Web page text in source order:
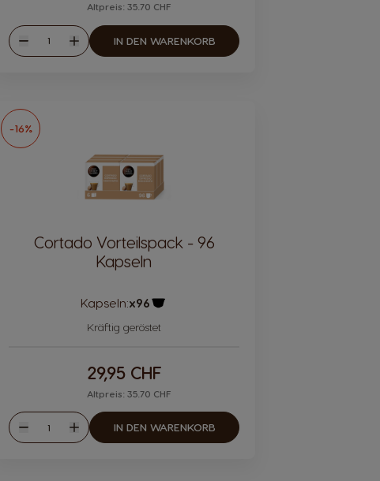
Altpreis: 35.70 CHF
Weniger
Menge
Mehr
IN DEN WARENKORB
-16%
Cortado Vorteilspack - 96
Kapseln
Kapseln:x96
Kräftig geröstet
29,95 CHF
Altpreis: 35.70 CHF
Weniger
Menge
Mehr
IN DEN WARENKORB